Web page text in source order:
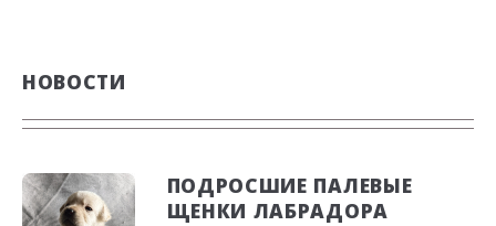
НОВОСТИ
ПОДРОСШИЕ ПАЛЕВЫЕ
ЩЕНКИ ЛАБРАДОРА